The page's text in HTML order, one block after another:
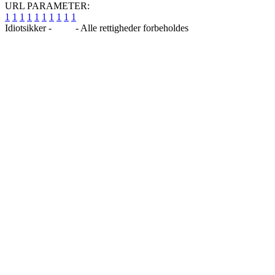
URL PARAMETER:
1 1 1 1 1 1 1 1 1 1
Idiotsikker -
- Alle rettigheder forbeholdes